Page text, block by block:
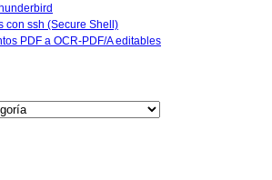
con ssh (Secure Shell)
PDF a OCR-PDF/A editables